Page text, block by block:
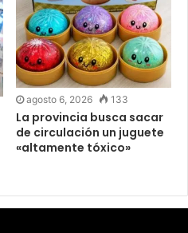
agosto 6, 2026 133
La provincia busca sacar
de circulación un juguete
«altamente tóxico»